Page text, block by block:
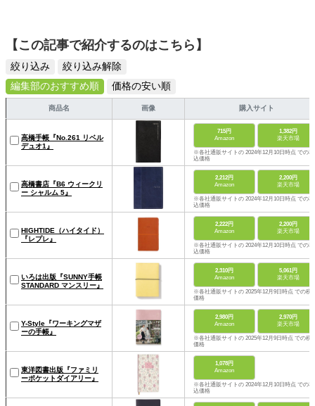
【この記事で紹介するのはこちら】
絞り込み
絞り込み解除
編集部のおすすめ順
価格の安い順
商品名 画像 購入サイト
高橋手帳『No.261 リベル
デュオ1』
715円
Amazon
1,382円
楽天市場
※各社通販サイトの 2024年12月10日時点 での税
込価格
高橋書店『B6 ウィークリ
ー シャルム 5』
2,212円
Amazon
2,200円
楽天市場
※各社通販サイトの 2024年12月10日時点 での税
込価格
HIGHTIDE（ハイタイド）
『レプレ』
2,222円
Amazon
2,200円
楽天市場
※各社通販サイトの 2024年12月10日時点 での税
込価格
いろは出版『SUNNY手帳
STANDARD マンスリー』
2,310円
Amazon
5,061円
楽天市場
※各社通販サイトの 2025年12月9日時点 での税
価格
Y-Style『ワーキングマザ
ーの手帳』
2,980円
Amazon
2,970円
楽天市場
※各社通販サイトの 2025年12月9日時点 での税
価格
東洋図書出版『ファミリ
ーポケットダイアリー』
1,078円
Amazon
※各社通販サイトの 2024年12月10日時点 での税
込価格